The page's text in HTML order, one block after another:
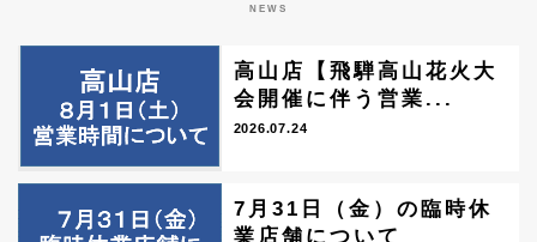
NEWS
高山店【飛騨高山花火大
会開催に伴う営業...
2026.07.24
7月31日（金）の臨時休
業店舗について